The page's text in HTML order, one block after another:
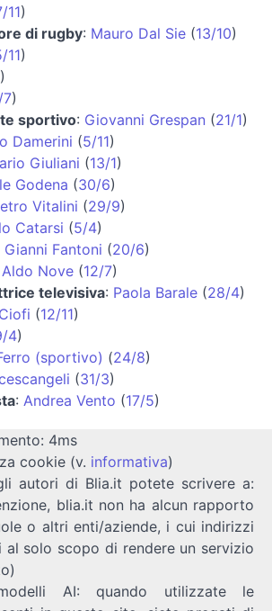
11)
di rugby: Mauro Dal Sie (13/10)
11)
)
7)
sportivo: Giovanni Grespan (21/1)
Damerini (5/11)
Giuliani (13/1)
Godena (30/6)
Vitalini (29/9)
Catarsi (5/4)
Gianni Fantoni (20/6)
Aldo Nove (12/7)
televisiva: Paola Barale (28/4)
(12/11)
4)
(sportivo) (24/8)
(31/3)
: Andrea Vento (17/5)
4ms
cookie (v. informativa)
autori di Blia.it potete scrivere a:
blia.it non ha alcun rapporto
o altri enti/aziende, i cui indirizzi
al solo scopo di rendere un servizio
AI: quando utilizzate le